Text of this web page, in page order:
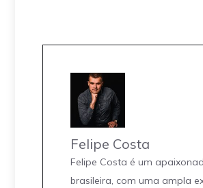
Felipe Costa
Felipe Costa é um
brasileira, com uma ampla